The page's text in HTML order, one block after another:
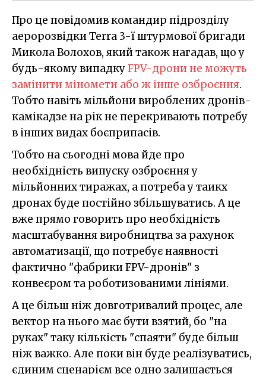
Про це повідомив командир підрозділу
аеророзвідки Terra 3-ї штурмової бригади
Микола Волохов, який також нагадав, що у
будь-якому випадкуFPV-дрони не можуть
замінити міномети або ж інше озброєння.
Тобто навіть мільйони вироблених дронів-
камікадзе на рік не перекривають потребу
в інших видах боєприпасів.
Тобто на сьогодні мова йде про
необхідність випуску озброєння у
мільйонних тиражах, а потреба у таикх
дронах буде постійно збільшуватись. А це
вже прямо говорить про необхідність
масштабування виробництва за рахунок
автоматизації, що потребує наявності
фактично "фабрики FPV-дронів" з
конвеєром та роботизованими лініями.
А це більш ніж довготривалий процес, але
вектор на нього має бути взятий, бо "на
руках" таку кількість "спаяти" буде більш
ніж важко. Але поки він буде реалізуватись,
єдиним сценарієм все одно залишається